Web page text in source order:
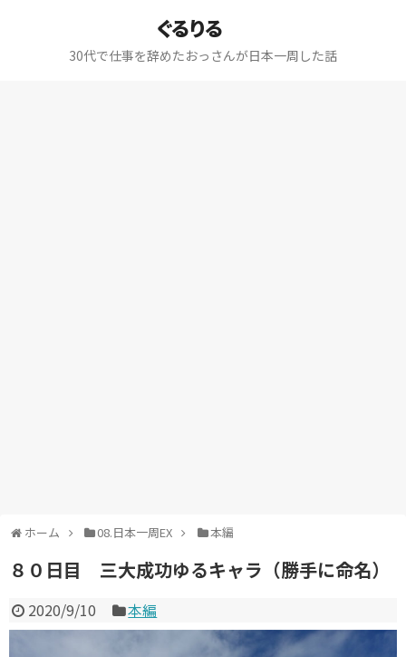
ぐるりる
30代で仕事を辞めたおっさんが日本一周した話
ホーム 08.日本一周EX 本編
８０日目 三大成功ゆるキャラ（勝手に命名）
2020/9/10 本編